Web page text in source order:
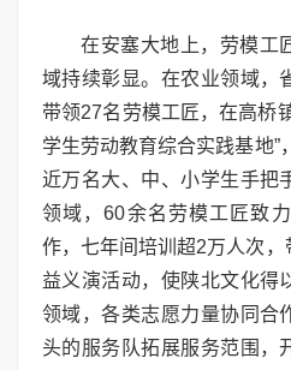
在安塞大地上，劳模工
域持续彰显。在农业领域，
带领27名劳模工匠，在高桥
学生劳动教育综合实践基地”
近万名大、中、小学生手把
领域，60余名劳模工匠致
作，七年间培训超2万人次
益义演活动，使陕北文化得
领域，各类志愿力量协同合
头的服务队拓展服务范围，